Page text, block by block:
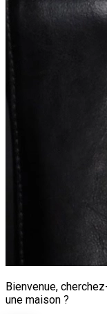
Bienvenue,
une maison ?